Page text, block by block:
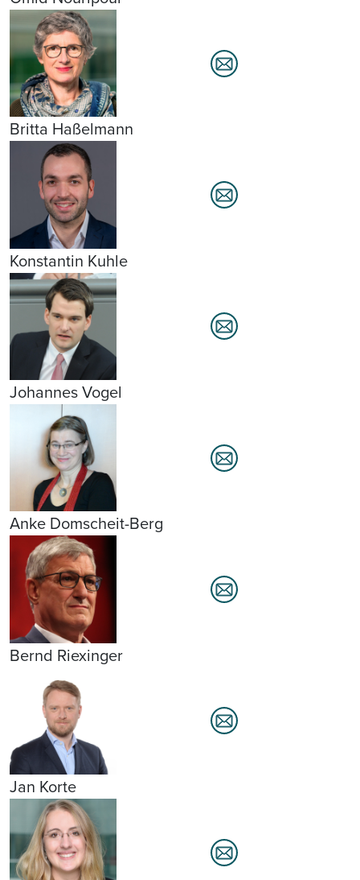
Britta Haßelmann
Konstantin Kuhle
Johannes Vogel
Anke Domscheit-Berg
Bernd Riexinger
Jan Korte